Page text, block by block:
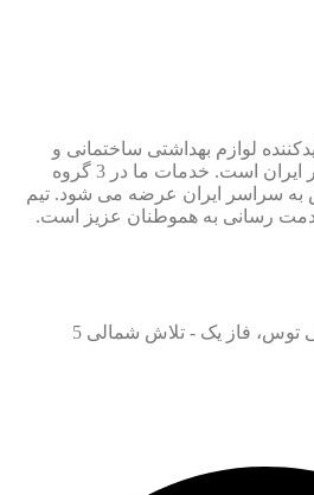
تولیدکننده لوازم بهداشتی ساختمانی و
تاسیسات ساختمانی در بازار ایران است. خدمات ما در 3 گروه
به سراسر ایران عرضه می شود. تیم
رسانی به هموطنان عزیز است.
فاز یک - تلاش شمالی 5